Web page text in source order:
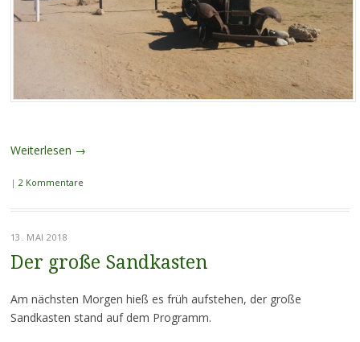
Weiterlesen →
| 2 Kommentare
13. MAI 2018
Der große Sandkasten
Am nächsten Morgen hieß es früh aufstehen, der große
Sandkasten stand auf dem Programm.